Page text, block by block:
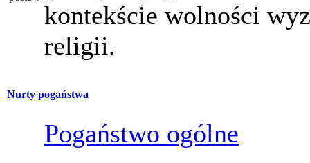
kontekście wolności
religii.
Nurty pogaństwa
Pogaństwo ogólne